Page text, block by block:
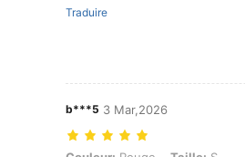
Traduire
b***5 3 Mar,2026